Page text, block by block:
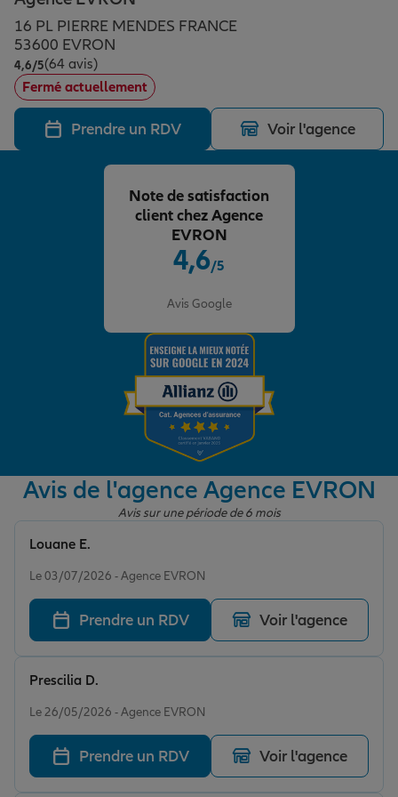
Assurance emprunteur
Prévoyance et dépendance
Assurance animal de compagnie
Protection de la famille
Protection juridique
Épargne & retraite
Plan épargne retraite
Assurance vie
Placements financiers
Investissements immobiliers
Transmission
Vos projets
Partir en vacances
Départ à la retraite
Préparer l’avenir
Conseil assurance
Assurance habitation
Le Pack Famille
Garantie des accidents de la vie
Assurance scolaire
Protection juridique
Tous nos devis d'assurance
Allianz en France
16 PL PIERRE MENDES FRANCE
53600 EVRON
4,6/5Note de 4.6 sur 5
(64 avis)
Fermé actuellement
Prendre un RDV Voir l'agence
4,6/5
Avis Google
Note de satisfaction
client chez Agence
EVRON
Avis de l'agence Agence EVRON
Avis sur une période de 6 mois
Le 03/07/2026 - Agence EVRON
Louane E.
Prendre un RDV Voir l'agence
Le 26/05/2026 - Agence EVRON
Prescilia D.
Prendre un RDV Voir l'agence